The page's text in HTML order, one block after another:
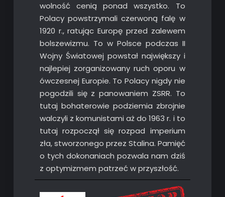
wolność cenią ponad wszystko. To
Polacy powstrzymali czerwoną falę w
1920 r., ratując Europę przed zalewem
bolszewizmu. To w Polsce podczas II
Wojny Światowej powstał największy i
najlepiej zorganizowany ruch oporu w
ówczesnej Europie. To Polacy nigdy nie
pogodzili się z panowaniem ZSRR. To
tutaj bohaterowie podziemia zbrojnie
walczyli z komunistami aż do 1963 r. i to
tutaj rozpoczął się rozpad imperium
zła, stworzonego przez Stalina. Pamięć
o tych dokonaniach pozwala nam dziś
z optymizmem patrzeć w przyszłość.